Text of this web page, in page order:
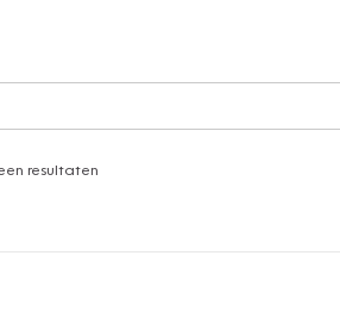
resultaten